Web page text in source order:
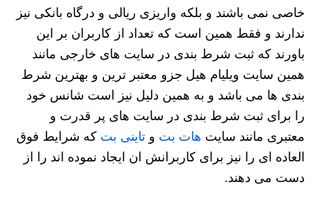
خاصی نمی باشند و بلکه واریزی ریالی و درگاه بانکی نیز
ندارند و فقط همین است که تعداد از کاربران بر این
باورند که ثبت شرط بندی در سایت های خارجی مانند
همین سایت ویلیام هیل جزو معتبر ترین و بهترین شرط
بندی ها می باشد و به همین دلیل نیز است شانس خود
را برای ثبت شرط بندی در سایت های پر قدرت و
معتبری مانند سایت هات بت و تاینی بت که شرایط فوق
العاده ای را نیز برای کاربرانش ان ایجاد نموده اند را از
دست می دهند.